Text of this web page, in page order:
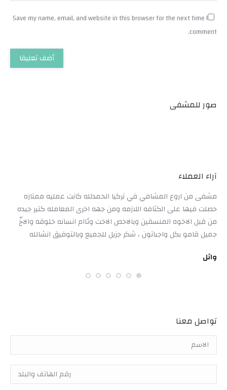
Save my name, email, and website in this browser for the next time I
comment.
أضف تعليقا
صور للمشفى
آراء العملاء
مشفى من اروع المشافي في تركيا الحمدلله كانت عمليه ممتازه
حصلت فيها على الكثافه اللازمه ومن جهه اخرى المعامله كتير جيده
من قبل الاخوه المنسقين وبالاخص الاخت وئاام انسانه خلوقه والاخّ
جميل قامو بكل واجباتون ، شكر جزيل للجميع وبالتوفيق انشالله
وائل
تواصل معنا